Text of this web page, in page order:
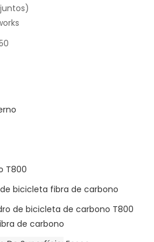
T800
bicicleta fibra de carbono
de bicicleta de carbono T800
de carbono